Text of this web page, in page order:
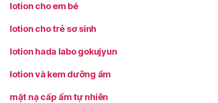
lotion cho em bé
lotion cho trẻ sơ sinh
lotion hada labo gokujyun
lotion và kem dưỡng ẩm
mặt nạ cấp ẩm tự nhiên